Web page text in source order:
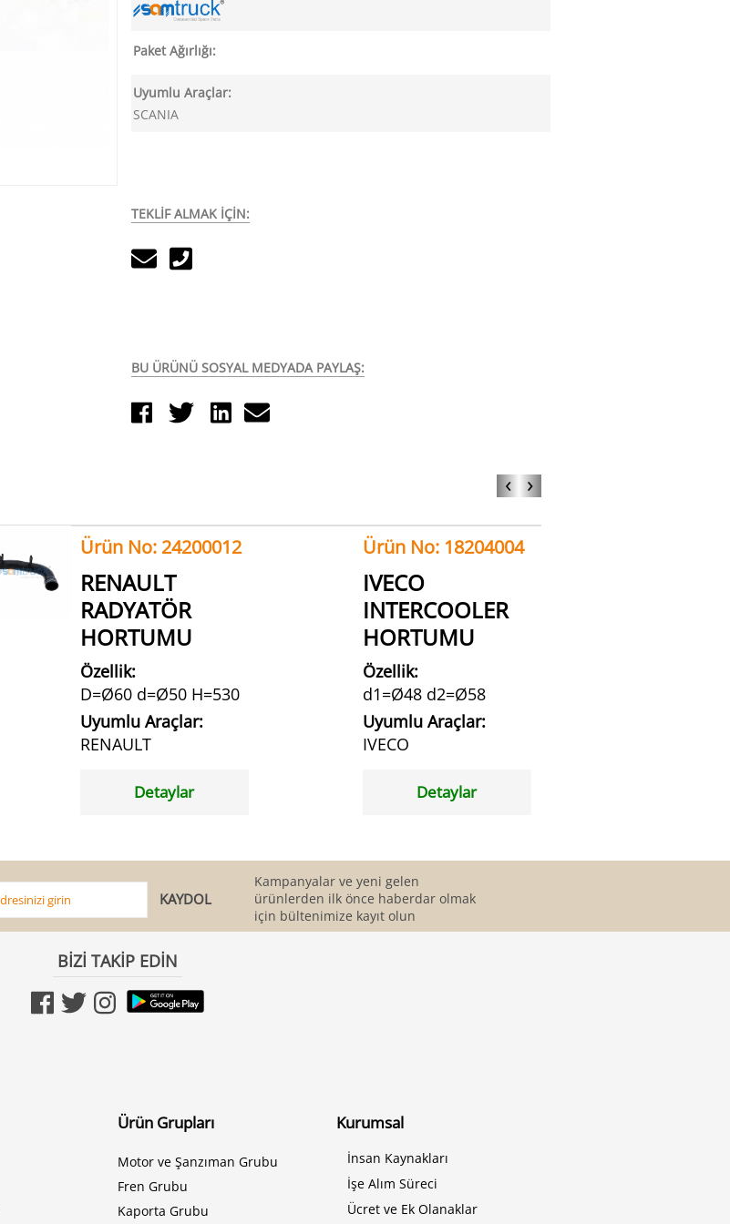
Paket Ağırlığı:
Uyumlu Araçlar:
SCANIA
TEKLİF ALMAK İÇİN:
BU ÜRÜNÜ SOSYAL MEDYADA PAYLAŞ:
‹ ›
Ürün No: 24200012
RENAULT
RADYATÖR
HORTUMU
Özellik:
D=Ø60 d=Ø50 H=530
Uyumlu Araçlar:
RENAULT
Detaylar
Ürün No: 18204004
IVECO
INTERCOOLER
HORTUMU
Özellik:
d1=Ø48 d2=Ø58
Uyumlu Araçlar:
IVECO
Detaylar
Kampanyalar ve yeni gelen
ürünlerden ilk önce haberdar olmak
için bültenimize kayıt olun
BİZİ TAKİP EDİN
Ürün Grupları
Motor ve Şanzıman Grubu
Fren Grubu
Kaporta Grubu
Kurumsal
İnsan Kaynakları
İşe Alım Süreci
Ücret ve Ek Olanaklar